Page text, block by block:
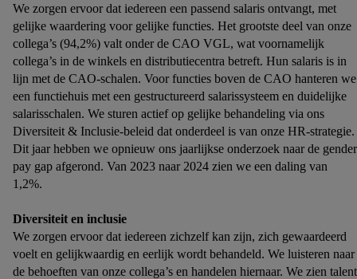
We zorgen ervoor dat iedereen een passend salaris ontvangt, met
gelijke waardering voor gelijke functies. Het grootste deel van onze
collega’s (94,2%) valt onder de CAO VGL, wat voornamelijk
collega’s in de winkels en distributiecentra betreft. Hun salaris is in
lijn met de CAO-schalen. Voor functies boven de CAO hanteren we
een functiehuis met een gestructureerd salarissysteem en duidelijke
salarisschalen. We sturen actief op gelijke behandeling via ons
Diversiteit & Inclusie-beleid dat onderdeel is van onze HR-strategie.
Dit jaar hebben we opnieuw ons jaarlijkse onderzoek naar de gender
pay gap afgerond. Van 2023 naar 2024 zien we een daling van
1,2%.
Diversiteit en inclusie
We zorgen ervoor dat iedereen zichzelf kan zijn, zich gewaardeerd
voelt en gelijkwaardig en eerlijk wordt behandeld. We luisteren naar
de behoeften van onze collega’s en handelen hiernaar. We zien talent